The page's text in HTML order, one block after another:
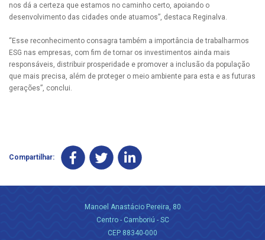
nos dá a certeza que estamos no caminho certo, apoiando o
desenvolvimento das cidades onde atuamos”, destaca Reginalva.
“Esse reconhecimento consagra também a importância de trabalharmos
ESG nas empresas, com fim de tornar os investimentos ainda mais
responsáveis, distribuir prosperidade e promover a inclusão da população
que mais precisa, além de proteger o meio ambiente para esta e as futuras
gerações”, conclui.
Compartilhar:
Manoel Anastácio Pereira, 80
Centro - Camboriú - SC
CEP 88340-000